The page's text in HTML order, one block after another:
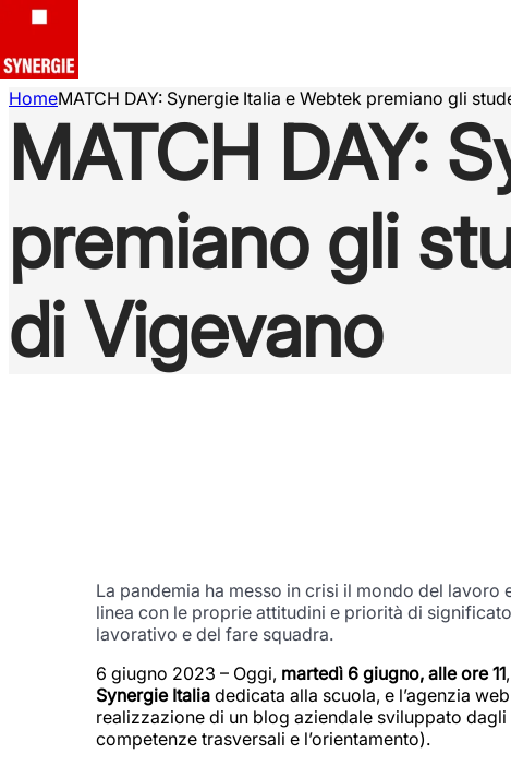
HomeMATCH DAY: Synergie Italia e Webtek premiano gli
MATCH DAY:
premiano gli
di Vigevano
La pandemia ha messo in crisi il mondo del
linea con le proprie attitudini e priorità di
lavorativo e del fare squadra.
6 giugno 2023 – Oggi, martedì 6 giugno, alle ore 11
Synergie Italia dedicata alla scuola, e l’agenzia
realizzazione di un blog aziendale sviluppato
competenze trasversali e l’orientamento).